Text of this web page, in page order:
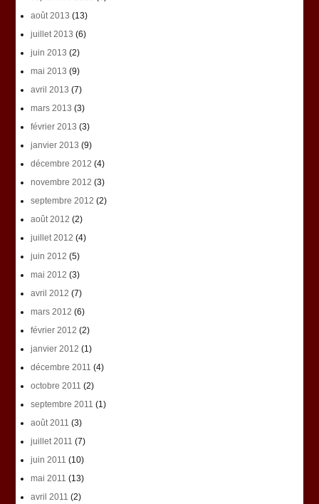
août 2013 (13)
juillet 2013 (6)
juin 2013 (2)
mai 2013 (9)
avril 2013 (7)
mars 2013 (3)
février 2013 (3)
janvier 2013 (9)
décembre 2012 (4)
novembre 2012 (3)
septembre 2012 (2)
août 2012 (2)
juillet 2012 (4)
juin 2012 (5)
mai 2012 (3)
avril 2012 (7)
mars 2012 (6)
février 2012 (2)
janvier 2012 (1)
décembre 2011 (4)
octobre 2011 (2)
septembre 2011 (1)
août 2011 (3)
juillet 2011 (7)
juin 2011 (10)
mai 2011 (13)
avril 2011 (2)